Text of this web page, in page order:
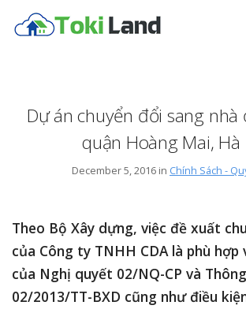
Dự án chuyển đổi sang nhà
quận Hoàng Mai, Hà
December 5, 2016 in Chính Sách -
Theo Bộ Xây dựng, việc đề xuất
của Công ty TNHH CDA là phù hợp
của Nghị quyết 02/NQ-CP và
02/2013/TT-BXD cũng như điều